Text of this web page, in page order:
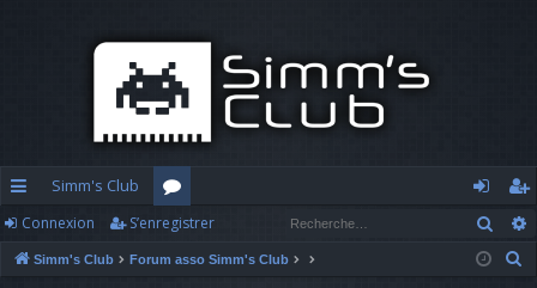
cc
ès
Simm's Club
or
u
o
n
’e
nr
Connexion S’enregistrer
Simm's Club Forum asso Simm's Club